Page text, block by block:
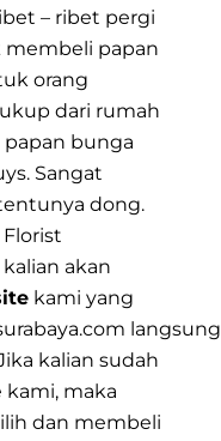
– ribet pergi
membeli papan
orang
dari rumah
papan bunga
Sangat
dong.
Florist
akan
kami yang
langsung
kalian sudah
kami, maka
dan membeli